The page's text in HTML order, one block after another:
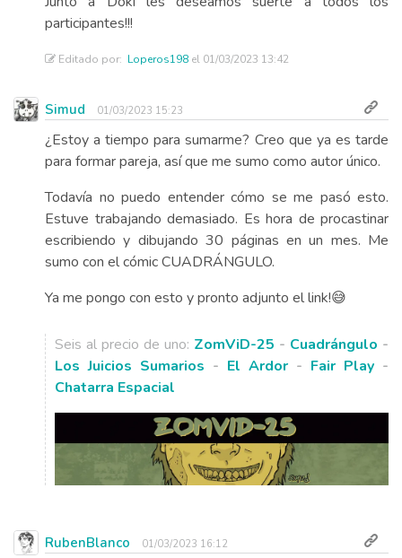
participantes!!!
Editado por: Loperos198 el 01/03/2023 13:42
Simud 01/03/2023 15:23
¿Estoy a tiempo para sumarme? Creo que ya es tarde
para formar pareja, así que me sumo como autor único.
Todavía no puedo entender cómo se me pasó esto.
Estuve trabajando demasiado. Es hora de procastinar
escribiendo y dibujando 30 páginas en un mes. Me
sumo con el cómic CUADRÁNGULO.
Ya me pongo con esto y pronto adjunto el link!😅
Seis al precio de uno: ZomViD-25 - Cuadrángulo -
Los Juicios Sumarios - El Ardor - Fair Play -
Chatarra Espacial
RubenBlanco 01/03/2023 16:12